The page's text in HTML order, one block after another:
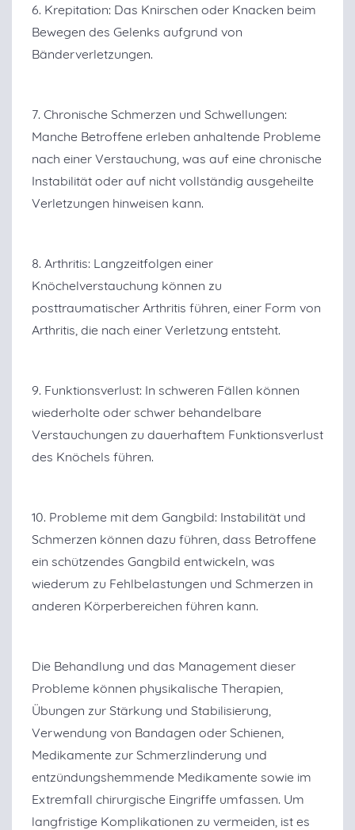
6. Krepitation: Das Knirschen oder Knacken beim
Bewegen des Gelenks aufgrund von
Bänderverletzungen.
7. Chronische Schmerzen und Schwellungen:
Manche Betroffene erleben anhaltende Probleme
nach einer Verstauchung, was auf eine chronische
Instabilität oder auf nicht vollständig ausgeheilte
Verletzungen hinweisen kann.
8. Arthritis: Langzeitfolgen einer
Knöchelverstauchung können zu
posttraumatischer Arthritis führen, einer Form von
Arthritis, die nach einer Verletzung entsteht.
9. Funktionsverlust: In schweren Fällen können
wiederholte oder schwer behandelbare
Verstauchungen zu dauerhaftem Funktionsverlust
des Knöchels führen.
10. Probleme mit dem Gangbild: Instabilität und
Schmerzen können dazu führen, dass Betroffene
ein schützendes Gangbild entwickeln, was
wiederum zu Fehlbelastungen und Schmerzen in
anderen Körperbereichen führen kann.
Die Behandlung und das Management dieser
Probleme können physikalische Therapien,
Übungen zur Stärkung und Stabilisierung,
Verwendung von Bandagen oder Schienen,
Medikamente zur Schmerzlinderung und
entzündungshemmende Medikamente sowie im
Extremfall chirurgische Eingriffe umfassen. Um
langfristige Komplikationen zu vermeiden, ist es